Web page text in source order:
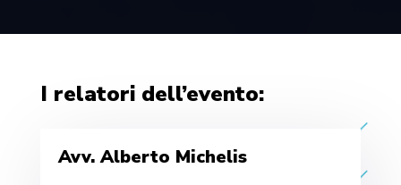
I relatori dell’evento:
Avv. Alberto Michelis